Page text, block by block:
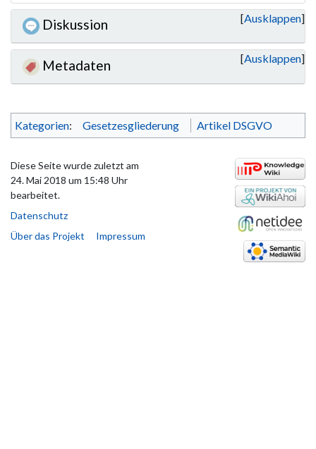
Ausklappen
Diskussion
Ausklappen
Metadaten
Kategorien: Gesetzesgliederung Artikel DSGVO
Diese Seite wurde zuletzt am
24. Mai 2018 um 15:48 Uhr
bearbeitet.
Datenschutz
Über das Projekt
Impressum